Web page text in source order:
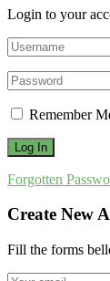
Login to your
Remember
Forgotten
Create New
Fill the forms